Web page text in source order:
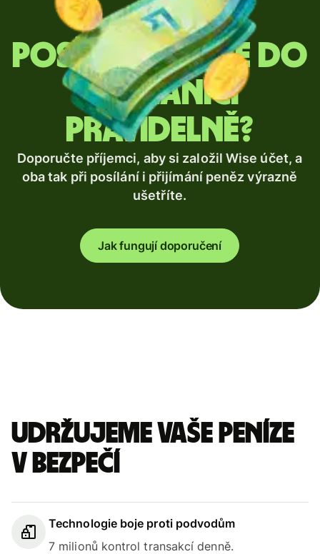
Posíláte peníze do
zahraničí
pravidelně?
Doporučte příjemci, aby si založil Wise účet, a
oba tak při posílání i přijímání peněz výrazně
ušetříte.
Jak fungují doporučení
Udržujeme vaše peníze
v bezpečí
Technologie boje proti podvodům
7 milionů kontrol transakcí denně.